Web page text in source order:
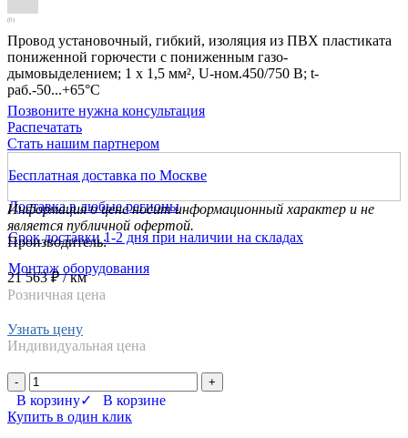
(0)
Провод установочный, гибкий, изоляция из ПВХ пластиката
пониженной горючести с пониженным газо-
дымовыделением; 1 х 1,5 мм², U-ном.450/750 В; t-
раб.-50...+65°С
Позвоните нужна консультация
Распечатать
Стать нашим партнером
Бесплатная доставка по Москве
Доставка в любые регионы
Срок доставки 1-2 дня при наличии на складах
Монтаж оборудования
Информация о цене носит информационный характер и не
является публичной офертой.
Производитель:
21 563 ₽/ км
Розничная цена
Узнать цену
Индивидуальная цена
- +
В корзину✓ В корзине
Купить в один клик